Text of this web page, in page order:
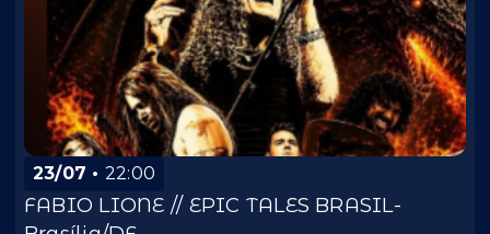
23/07 22:00
FABIO LIONE // EPIC TALES BRASIL-